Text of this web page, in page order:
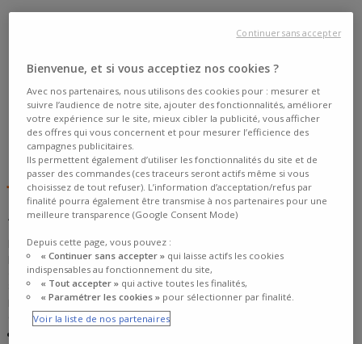
REMPLACER SES JANTES TÔLE PAR DES
JANTES ALU
Au départ, les véhicules étaient pour la plupart équipés
bois… Solides, efficaces, les jantes tôle remplissaient leurs fonctions
premières. Depuis une quarantaine d’année, la roue en aluminium
appelée communément « jante alu » s’est progressivement imposée
sur le marché.
Initialement,la jante aluse destinait à l’équipement de véhicules de
compétition. Elle s’appuyait sur 3 arguments :
Bienvenue, et si vous acceptiez nos cookies ?
Avec nos partenaires, nous utilisons des cookies pour : mesurer et
suivre l’audience de notre site, ajouter des fonctionnalités, améliorer
votre expérience sur le site, mieux cibler la publicité, vous afficher
des offres qui vous concernent et pour mesurer l’efficience des
campagnes publicitaires.
Ils permettent également d’utiliser les fonctionnalités du site et de
passer des commandes (ces traceurs seront actifs même si vous
choisissez de tout refuser). L’information d’acceptation/refus par
finalité pourra également être transmise à nos partenaires pour une
meilleure transparence (Google Consent Mode)
Depuis cette page, vous pouvez :
« Continuer sans accepter »qui laisse actifs les cookies
indispensables au fonctionnement du site,
« Tout accepter »qui active toutes les finalités,
« Paramétrer les cookies »pour sélectionner par finalité.
Voir la liste de nos partenaires
Continuer sans accepter